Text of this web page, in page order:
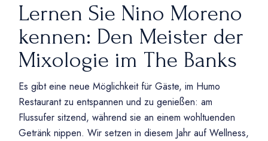
Lernen Sie Nino Moreno
kennen: Den Meister der
Mixologie im The Banks
Es gibt eine neue Möglichkeit für Gäste, im Humo
Restaurant zu entspannen und zu genießen: am
Flussufer sitzend, während sie an einem wohltuenden
Getränk nippen. Wir setzen in diesem Jahr auf Wellness,